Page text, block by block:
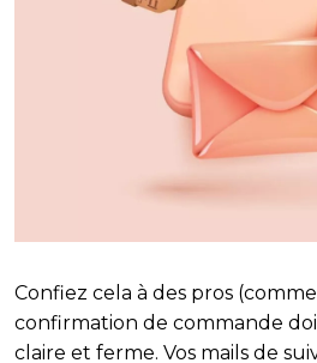
Confiez cela à des pros (comme
confirmation de commande
claire et ferme. Vos mails de